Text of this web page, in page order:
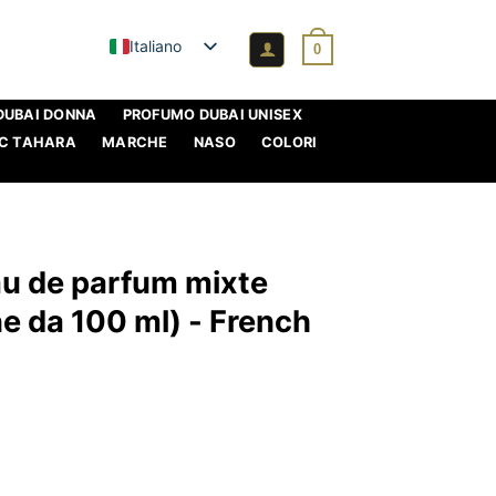
Italiano 0
DONNA
PROFUMO DUBAI UNISEX
TAHARA
MARCHE NASO COLORI
de parfum mixte
da 100 ml) - French